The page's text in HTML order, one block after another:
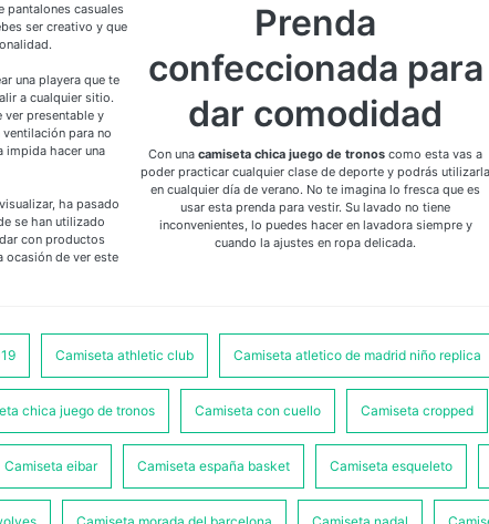
pantalones casuales
ser creativo y que
una playera que te
a cualquier sitio.
ver presentable y
para no
impida hacer una
ha pasado
se han utilizado
con productos
ocasión de ver este
Prenda
confeccionada para
dar comodidad
Con unacamiseta chica juego de tronos como esta vas a
poder practicar cualquier clase de deporte y podrás utilizarla
en cualquier día de verano. No te imagina lo fresca que es
usar esta prenda para vestir. Su lavado no tiene
inconvenientes, lo puedes hacer en lavadora siempre y
cuando la ajustes en ropa delicada.
Camiseta athletic club Camiseta atletico de madrid niño replica
chica juego de tronos Camiseta con cuello Camiseta cropped
Camiseta eibar Camiseta españa basket Camiseta esqueleto